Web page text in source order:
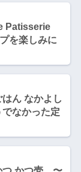
Patisserie
を楽しみに
はん なかよし
なかった定